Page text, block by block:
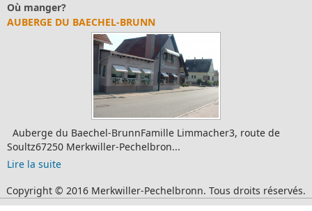
Où manger?
AUBERGE DU BAECHEL-BRUNN
Auberge du Baechel-BrunnFamille Limmacher3, route de
Soultz67250 Merkwiller-Pechelbron...
Lire la suite
Copyright © 2016 Merkwiller-Pechelbronn. Tous droits réservés.